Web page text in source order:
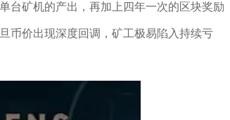
台矿机的产出，再加上四年一次的区块奖励
币价出现深度回调，矿工极易陷入持续亏